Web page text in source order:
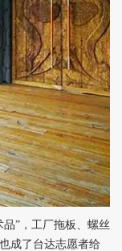
”，工厂拖板、螺丝
成了台达志愿者给